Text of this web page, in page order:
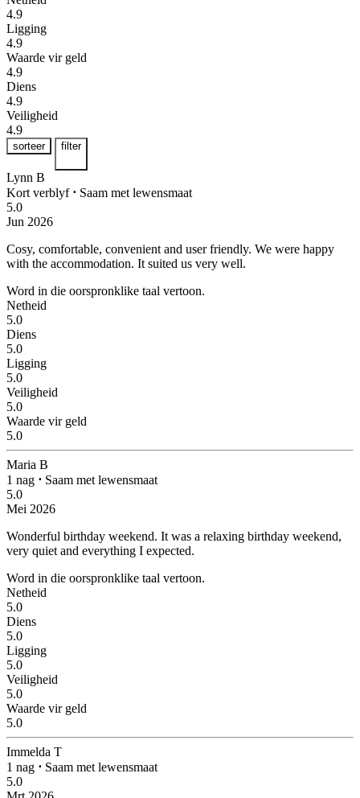
4.9
Ligging
4.9
Waarde vir geld
4.9
Diens
4.9
Veiligheid
4.9
sorteer filter
Lynn B
Kort verblyf ⋅ Saam met lewensmaat
5.0
Jun 2026
Cosy, comfortable, convenient and user friendly. We were happy
with the accommodation. It suited us very well.
Word in die oorspronklike taal vertoon.
Netheid
5.0
Diens
5.0
Ligging
5.0
Veiligheid
5.0
Waarde vir geld
5.0
Maria B
1 nag ⋅ Saam met lewensmaat
5.0
Mei 2026
Wonderful birthday weekend. It was a relaxing birthday weekend,
very quiet and everything I expected.
Word in die oorspronklike taal vertoon.
Netheid
5.0
Diens
5.0
Ligging
5.0
Veiligheid
5.0
Waarde vir geld
5.0
Immelda T
1 nag ⋅ Saam met lewensmaat
5.0